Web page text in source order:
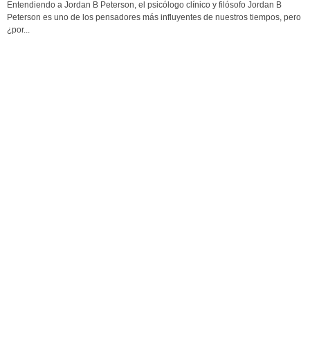
Entendiendo a Jordan B Peterson, el psicólogo clínico y filósofo Jordan B
Peterson es uno de los pensadores más influyentes de nuestros tiempos, pero
¿por...